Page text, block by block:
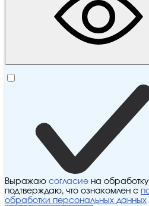
Выражаю согласие на
подтверждаю, что ознакомлен с
обработки персональных данных